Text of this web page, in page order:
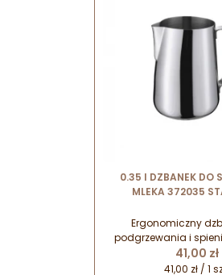
0.35 l DZBANEK DO
MLEKA 372035
Ergonomiczny
podgrzewania i
wykonany ze stali
Doskonale
Cena
41,00 zł
41,00 zł / 1